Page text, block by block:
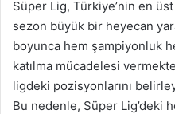
Süper Lig, Türkiye’nin en
sezon büyük bir heyecan
boyunca hem şampiyonluk
katılma mücadelesi
ligdeki pozisyonlarını
Bu nedenle, Süper Lig’deki